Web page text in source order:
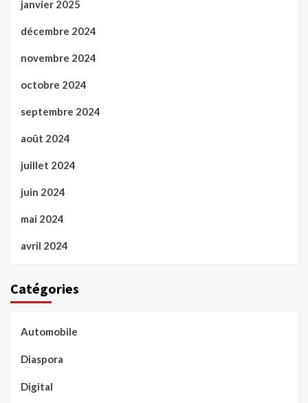
janvier 2025
décembre 2024
novembre 2024
octobre 2024
septembre 2024
août 2024
juillet 2024
juin 2024
mai 2024
avril 2024
Catégories
Automobile
Diaspora
Digital